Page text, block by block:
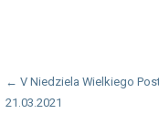
Nawigacja
← V Niedziela Wielkiego
21.03.2021